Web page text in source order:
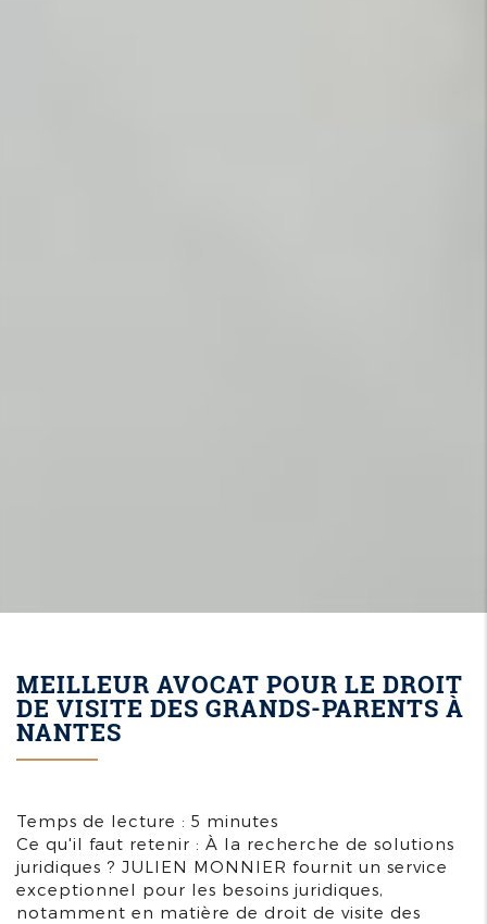
MEILLEUR AVOCAT POUR LE DROIT
DE VISITE DES GRANDS-PARENTS À
NANTES
Temps de lecture : 5 minutes
Ce qu'il faut retenir : À la recherche de solutions
juridiques ? JULIEN MONNIER fournit un service
exceptionnel pour les besoins juridiques,
notamment en matière de droit de visite des